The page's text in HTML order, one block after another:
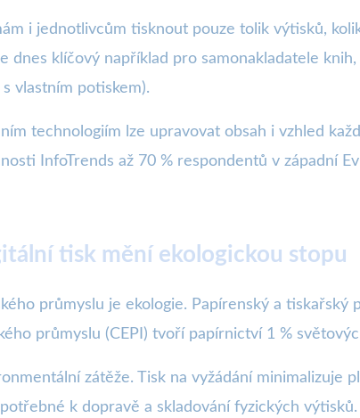
i jednotlivcům tisknout pouze tolik výtisků,
dnes klíčový například pro samonakladatele
vlastním potiskem).
technologiím lze upravovat obsah i vzhled
InfoTrends až 70 % respondentů v západní
tisk mění ekologickou stopu
průmyslu je ekologie. Papírenský a
průmyslu (CEPI) tvoří papírnictví 1 %
zátěže. Tisk na vyžádání minimalizuje
k dopravě a skladování fyzických výtisků.